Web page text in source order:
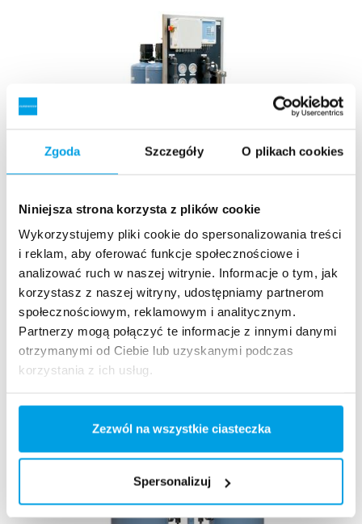
Zgoda Szczegóły O plikach cookies
Niniejsza strona korzysta z plików cookie
Wykorzystujemy pliki cookie do spersonalizowania treści
i reklam, aby oferować funkcje społecznościowe i
analizować ruch w naszej witrynie. Informacje o tym, jak
korzystasz z naszej witryny, udostępniamy partnerom
społecznościowym, reklamowym i analitycznym.
Partnerzy mogą połączyć te informacje z innymi danymi
otrzymanymi od Ciebie lub uzyskanymi podczas
korzystania z ich usług.
Zezwól na wszystkie ciasteczka
Spersonalizuj
Kompaktowe stacje RO z filtracją wstępną
Kompletne stacje odwróconej osmozy z systemem
zmiękczania na ramie – gotowe do użycia. Wydajność do 2
m3/h.
Zobacz więcej